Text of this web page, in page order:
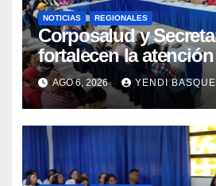
NOTICIAS REGIONALES
Corposalud y
fortalecen la atención
municipios
AGO 6, 2026 YENDI